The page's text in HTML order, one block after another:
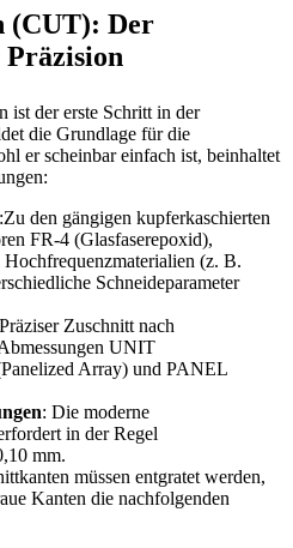
(CUT): Der
ist der erste Schritt in der
die Grundlage für die
er scheinbar einfach ist, beinhaltet
:Zu den gängigen kupferkaschierten
FR-4 (Glasfaserepoxid),
(z. B.
Schneideparameter
Zuschnitt nach
UNIT
Array) und PANEL
: Die moderne
in der Regel
mm.
müssen entgratet werden,
Kanten die nachfolgenden